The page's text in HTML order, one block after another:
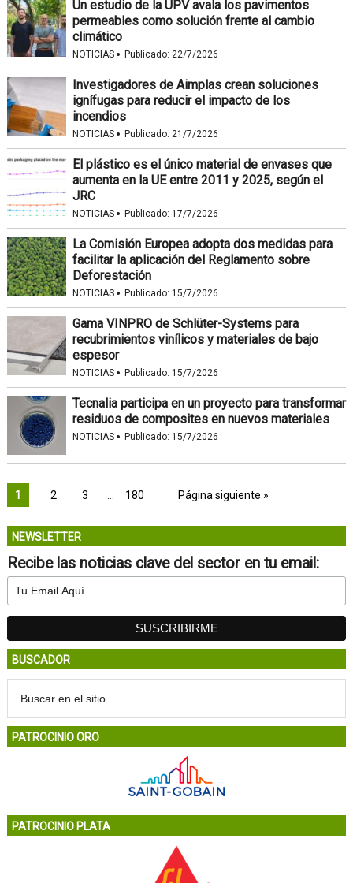
Un estudio de la UPV avala los pavimentos
permeables como solución frente al cambio
climático
NOTICIAS · Publicado: 22/7/2026
Investigadores de Aimplas crean soluciones
ignífugas para reducir el impacto de los
incendios
NOTICIAS · Publicado: 21/7/2026
El plástico es el único material de envases que
aumenta en la UE entre 2011 y 2025, según el
JRC
NOTICIAS · Publicado: 17/7/2026
La Comisión Europea adopta dos medidas para
facilitar la aplicación del Reglamento sobre
Deforestación
NOTICIAS · Publicado: 15/7/2026
Gama VINPRO de Schlüter-Systems para
recubrimientos vinílicos y materiales de bajo
espesor
NOTICIAS · Publicado: 15/7/2026
Tecnalia participa en un proyecto para transformar
residuos de composites en nuevos materiales
NOTICIAS · Publicado: 15/7/2026
1 2 3 180 Página siguiente »
NEWSLETTER
Recibe las noticias clave del sector en tu email:
BUSCADOR
PATROCINIO ORO
PATROCINIO PLATA